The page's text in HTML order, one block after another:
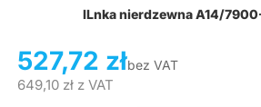
lLnka nierdzewna A14/
527,72 złbez VAT
649,10 złz VAT